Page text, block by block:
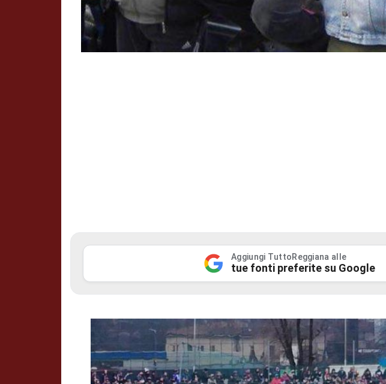
Aggiungi TuttoReggiana alle
tue fonti preferite su Google